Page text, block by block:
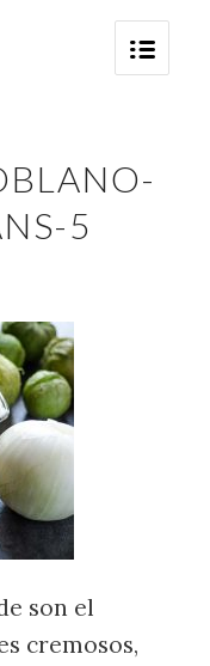
5
son el
cremosos,